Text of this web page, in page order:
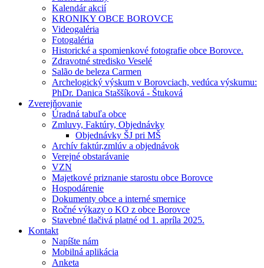
Kalendár akcií
KRONIKY OBCE BOROVCE
Videogaléria
Fotogaléria
Historické a spomienkové fotografie obce Borovce.
Zdravotné stredisko Veselé
Salão de beleza Carmen
Archelogický výskum v Borovciach, vedúca výskumu:
PhDr. Danica Staššíková - Štuková
Zverejňovanie
Úradná tabuľa obce
Zmluvy, Faktúry, Objednávky
Objednávky ŠJ pri MŠ
Archív faktúr,zmlúv a objednávok
Verejné obstarávanie
VZN
Majetkové priznanie starostu obce Borovce
Hospodárenie
Dokumenty obce a interné smernice
Ročné výkazy o KO z obce Borovce
Stavebné tlačivá platné od 1. apríla 2025.
Kontakt
Napíšte nám
Mobilná aplikácia
Anketa